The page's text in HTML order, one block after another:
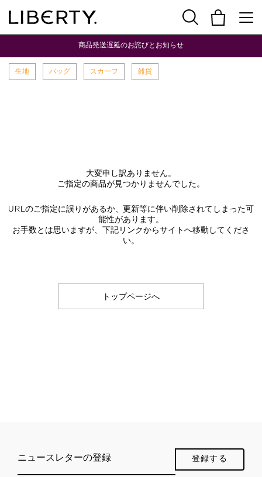
商品発送遅延のお詫びとお知らせ
生地 バッグ スカーフ 雑貨
大変申し訳ありません。
ご指定の商品が見つかりませんでした。
URLのご指定に誤りがあるか、更新等に伴い削除されてしまった可
能性があります。
お手数とは思いますが、下記リンクからサイトへ移動してくださ
い。
トップページへ
ニュースレターの登録 登録する